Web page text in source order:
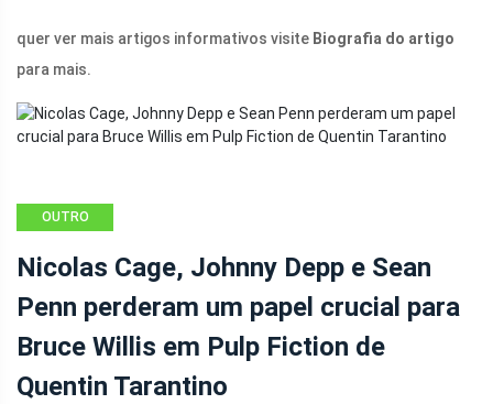
quer ver mais artigos informativos visite Biografia do artigo
para mais.
OUTRO
Nicolas Cage, Johnny Depp e Sean
Penn perderam um papel crucial para
Bruce Willis em Pulp Fiction de
Quentin Tarantino